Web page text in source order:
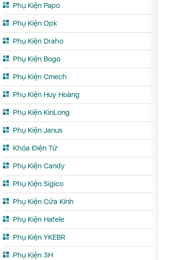
ĐẦU BIÊN CHỐT CÁNH PHỤ RỜI
KÍCH THƯỚC 90×19.6 MM CMECH
A070003
Phụ Kiện Papo
Phụ Kiện Opk
Phụ Kiện Draho
Phụ Kiện Bogo
Phụ Kiện Cmech
Phụ Kiện Huy Hoàng
Phụ Kiện KinLong
Phụ Kiện Janus
Khóa Điện Tử
Phụ Kiện Candy
Phụ Kiện Sigico
Phụ Kiện Cửa Kính
Phụ Kiện Hafele
Phụ Kiện YKEBR
Phụ Kiện 3H